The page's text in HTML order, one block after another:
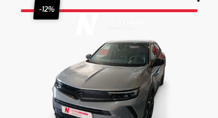
-12%